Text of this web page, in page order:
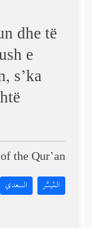
dhe të
e
s’ka
the Qur’an:
المُيسَّر السعدي